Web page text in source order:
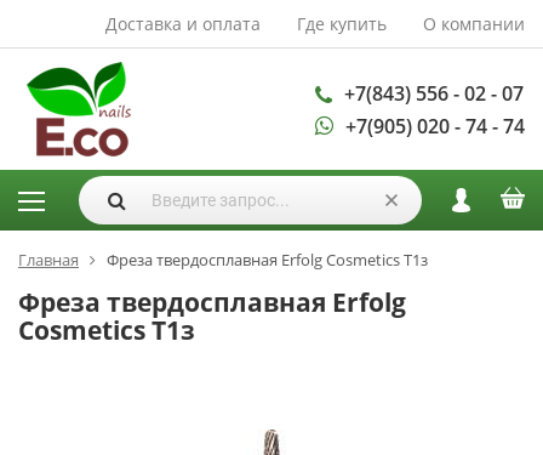
Доставка и оплата Где купить О компании
+7(843) 556 - 02 - 07
+7(905) 020 - 74 - 74
АКСЕССУАРЫ И
РАСХОДНЫЕ
МАТЕРИАЛЫ
Аксессуары
Запасные
лампы
Кисти
Одноразовая
Пилки
Главная Фреза твердосплавная Erfolg Cosmetics Т1з
Фреза твердосплавная Erfolg
Cosmetics Т1з